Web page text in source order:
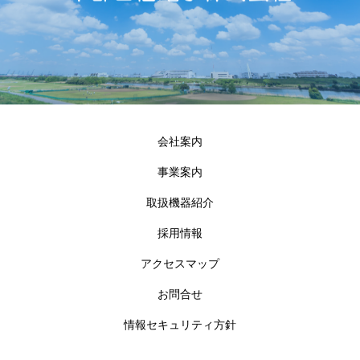
会社案内
事業案内
取扱機器紹介
採用情報
アクセスマップ
お問合せ
情報セキュリティ方針